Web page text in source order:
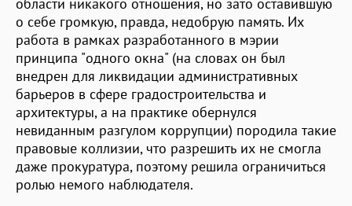
о себе громкую, правда, недобрую память. Их
работа в рамках разработанного в мэрии
принципа "одного окна" (на словах он был
внедрен для ликвидации административных
барьеров в сфере градостроительства и
архитектуры, а на практике обернулся
невиданным разгулом коррупции) породила такие
правовые коллизии, что разрешить их не смогла
даже прокуратура, поэтому решила ограничиться
ролью немого наблюдателя.